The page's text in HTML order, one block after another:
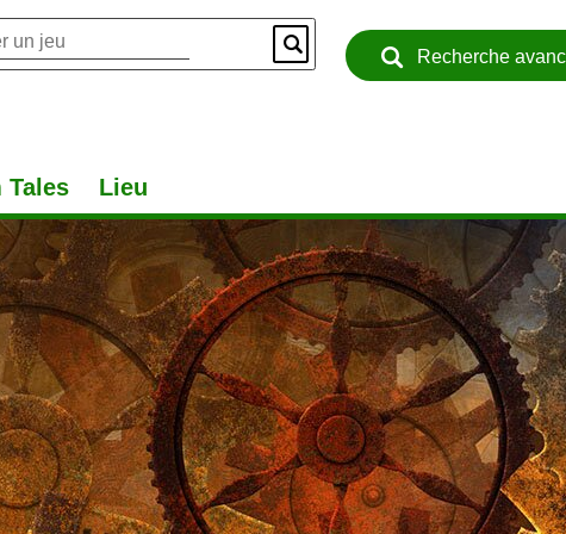
Recherche
Tales Lieu